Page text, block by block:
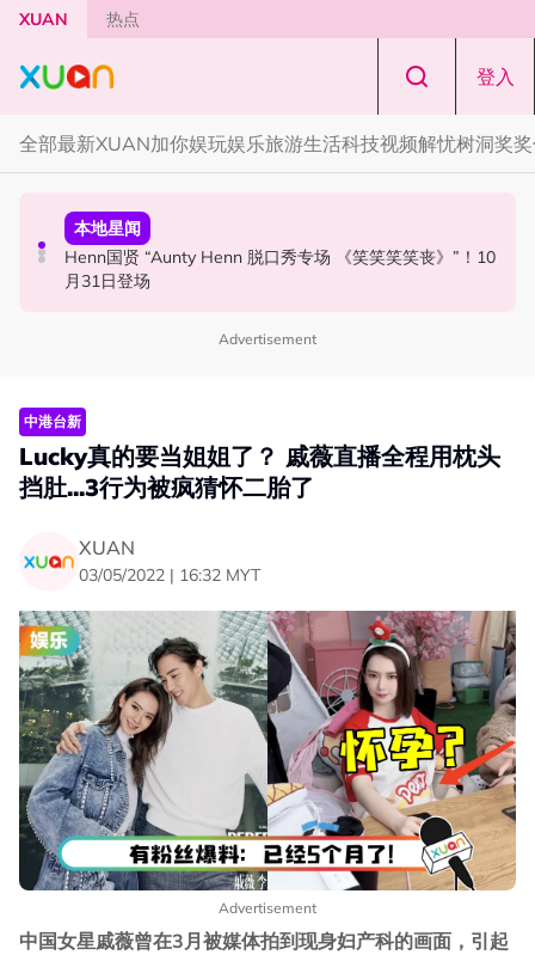
Skip to main content
XUAN 热点
登入
全部最新XUAN加你娱玩娱乐旅游生活科技视频解忧树洞奖
国际星闻
Tom Holland “Spiderman” 替身曝光！“替完蜘蛛人，马上
又去演忍者”
活动
Cadbury Dairy Milk x Lotus Biscoff 登陆大马！
本地星闻
Henn国贤 “Aunty Henn 脱口秀专场 《笑笑笑笑丧》”！10
月31日登场
Advertisement
中港台新
Lucky真的要当姐姐了？ 戚薇直播全程用枕头
挡肚...3行为被疯猜怀二胎了
XUAN
03/05/2022 | 16:32 MYT
Advertisement
中国女星戚薇曾在3月被媒体拍到现身妇产科的画面，引起